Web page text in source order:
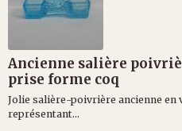
Ancienne salière
prise forme coq
Jolie salière-poivrière ancienne en
représentant...